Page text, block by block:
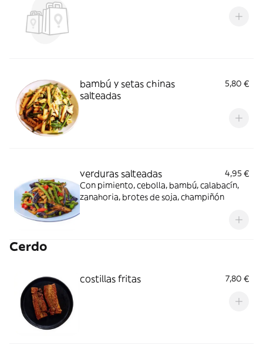
bambú y setas chinas
salteadas
5,80 €
verduras salteadas
4,95 €
Con pimiento, cebolla, bambú, calabacín,
zanahoria, brotes de soja, champiñón
Cerdo
costillas fritas 7,80 €